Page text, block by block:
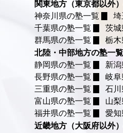
関東地方（東京都以外
神奈川県の塾一覧
埼
千葉県の塾一覧
茨城
群馬県の塾一覧
栃木
北陸・中部地方の塾一覧
静岡県の塾一覧
新
長野県の塾一覧
岐阜
三重県の塾一覧
石川
富山県の塾一覧
山
福井県の塾一覧
愛知
近畿地方（大阪府以外